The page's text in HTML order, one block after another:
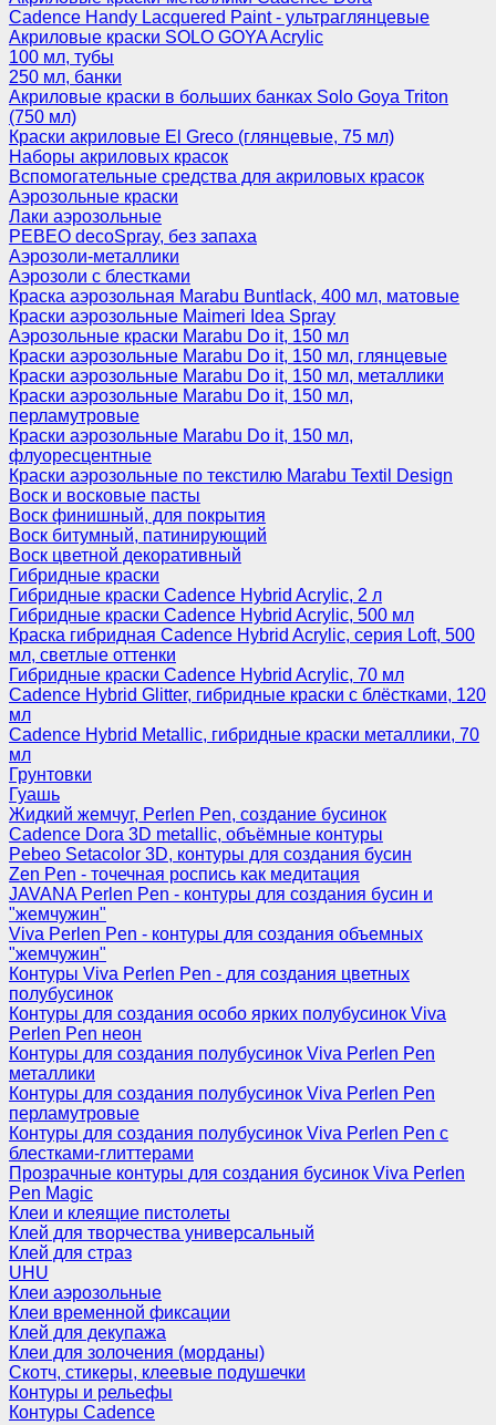
Cadence Handy Lacquered Paint - ультраглянцевые
Акриловые краски SOLO GOYA Acrylic
100 мл, тубы
250 мл, банки
Акриловые краски в больших банках Solo Goya Triton
(750 мл)
Краски акриловые El Greco (глянцевые, 75 мл)
Наборы акриловых красок
Вспомогательные средства для акриловых красок
Аэрозольные краски
Лаки аэрозольные
PEBEO decoSpray, без запаха
Аэрозоли-металлики
Аэрозоли с блестками
Краска аэрозольная Marabu Buntlack, 400 мл, матовые
Краски аэрозольные Maimeri Idea Spray
Аэрозольные краски Marabu Do it, 150 мл
Краски аэрозольные Marabu Do it, 150 мл, глянцевые
Краски аэрозольные Marabu Do it, 150 мл, металлики
Краски аэрозольные Marabu Do it, 150 мл,
перламутровые
Краски аэрозольные Marabu Do it, 150 мл,
флуоресцентные
Краски аэрозольные по текстилю Marabu Textil Design
Воск и восковые пасты
Воск финишный, для покрытия
Воск битумный, патинирующий
Воск цветной декоративный
Гибридные краски
Гибридные краски Cadence Hybrid Acrylic, 2 л
Гибридные краски Cadence Hybrid Acrylic, 500 мл
Краска гибридная Cadence Hybrid Acrylic, серия Loft, 500
мл, светлые оттенки
Гибридные краски Cadence Hybrid Acrylic, 70 мл
Cadence Hybrid Glitter, гибридные краски с блёстками, 120
мл
Cadence Hybrid Metallic, гибридные краски металлики, 70
мл
Грунтовки
Гуашь
Жидкий жемчуг, Perlen Pen, создание бусинок
Cadence Dora 3D metallic, объёмные контуры
Pebeo Setacolor 3D, контуры для создания бусин
Zen Pen - точечная роспись как медитация
JAVANA Perlen Pen - контуры для создания бусин и
"жемчужин"
Viva Perlen Pen - контуры для создания объемных
"жемчужин"
Контуры Viva Perlen Pen - для создания цветных
полубусинок
Контуры для создания особо ярких полубусинок Viva
Perlen Pen неон
Контуры для создания полубусинок Viva Perlen Pen
металлики
Контуры для создания полубусинок Viva Perlen Pen
перламутровые
Контуры для создания полубусинок Viva Perlen Pen с
блестками-глиттерами
Прозрачные контуры для создания бусинок Viva Perlen
Pen Magic
Клеи и клеящие пистолеты
Клей для творчества универсальный
Клей для страз
UHU
Клеи аэрозольные
Клеи временной фиксации
Клей для декупажа
Клеи для золочения (морданы)
Скотч, стикеры, клеевые подушечки
Контуры и рельефы
Контуры Cadence